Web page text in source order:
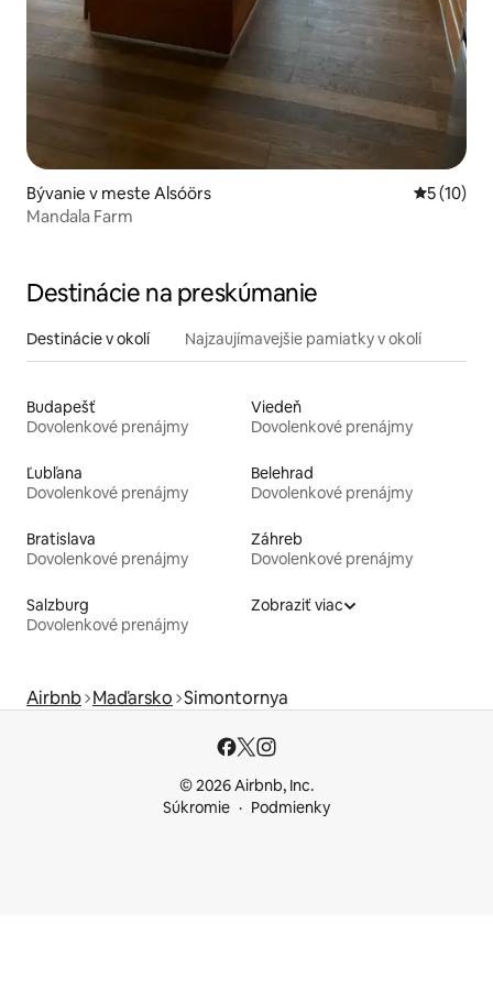
Bývanie v meste Alsóörs
5 (10)
Mandala Farm
Destinácie na preskúmanie
Destinácie v okolí Najzaujímavejšie pamiatky v okolí
Budapešť
Dovolenkové prenájmy
Viedeň
Dovolenkové prenájmy
Ľubľana
Dovolenkové prenájmy
Belehrad
Dovolenkové prenájmy
Bratislava
Dovolenkové prenájmy
Záhreb
Dovolenkové prenájmy
Salzburg
Dovolenkové prenájmy
Zobraziť viac
Airbnb Maďarsko Simontornya
© 2026 Airbnb, Inc.
Súkromie
Podmienky